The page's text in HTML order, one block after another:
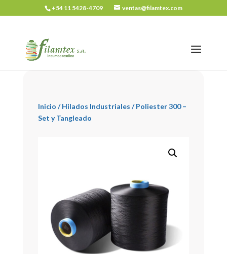
+54 11 5428-4709 ventas@filamtex.com
Inicio /Hilados Industriales / Poliester 300 –
Set y Tangleado